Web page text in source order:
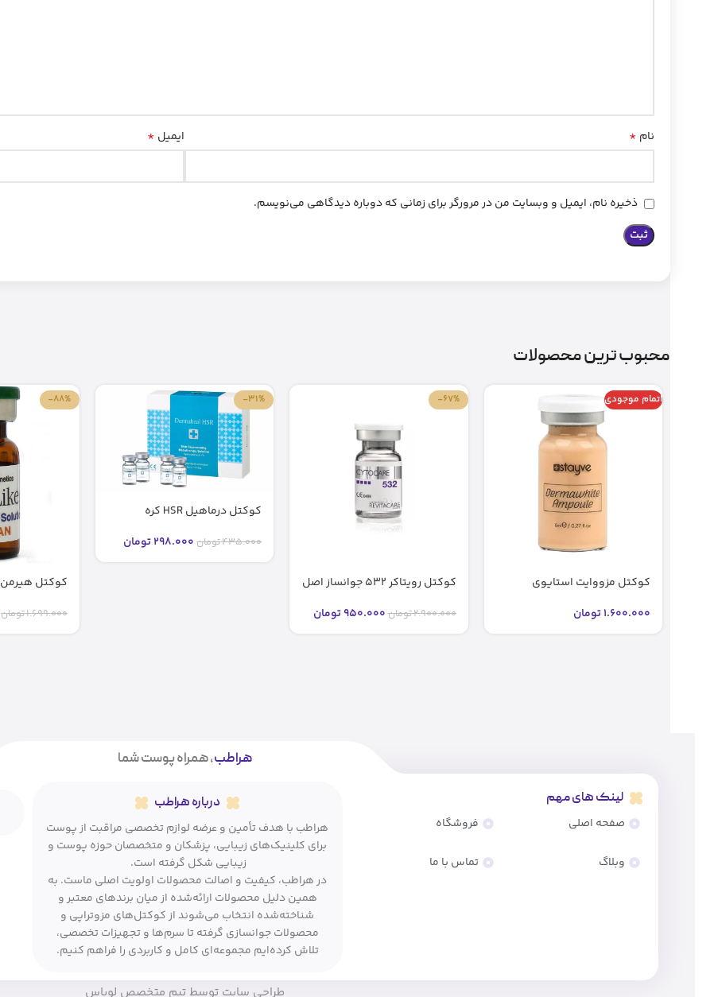
نام * ایمیل *
ذخیره نام، ایمیل و وبسایت من در مرورگر برای زمانی که دوباره دیدگاهی می‌نویسم.
محبوب ترین محصولات
اتمام موجودی
کوکتل مزووایت استایوی
1.600.000تومان
-67%
کوکتل رویتاکر 532 جوانساز اصل
2.900.000تومان950.000تومان
-31%
کوکتل درماهیل HSR کره
435.000تومان 298.000تومان
-88%
1.699.000تومان
هراطب، همراه پوست شما
لینک های مهم
صفحه اصلی
وبلاگ
فروشگاه
تماس با ما
درباره هراطب
هراطب با هدف تأمین و عرضه لوازم تخصصی مراقبت از پوست
برای کلینیک‌های زیبایی، پزشکان و متخصصان حوزه پوست و
زیبایی شکل گرفته است.
در هراطب، کیفیت و اصالت محصولات اولویت اصلی ماست. به
همین دلیل محصولات ارائه‌شده از میان برندهای معتبر و
شناخته‌شده انتخاب می‌شوند از کوکتل‌های مزوتراپی و
محصولات جوانسازی گرفته تا سرم‌ها و تجهیزات تخصصی،
تلاش کرده‌ایم مجموعه‌ای کامل و کاربردی را فراهم کنیم.
طراحی سایت توسط تیم متخصص لوپاس